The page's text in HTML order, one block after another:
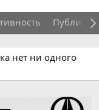
нет ни одного